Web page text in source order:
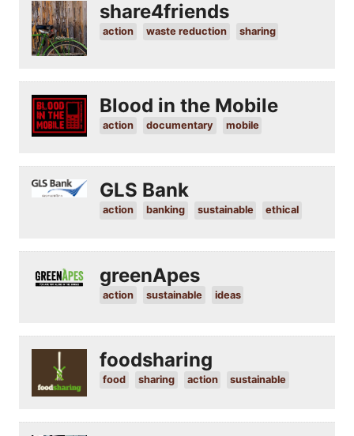
share4friends
action waste reduction sharing
Blood in the Mobile
action documentary mobile
GLS Bank
action banking sustainable ethical
greenApes
action sustainable ideas
foodsharing
food sharing action sustainable